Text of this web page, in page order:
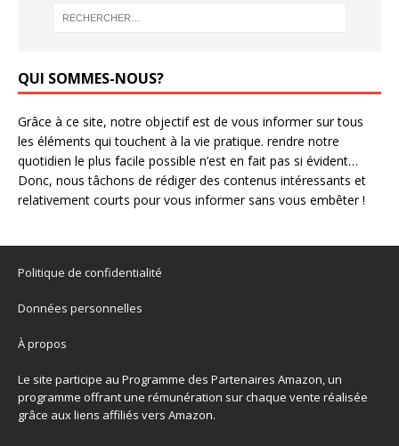
QUI SOMMES-NOUS?
Grâce à ce site, notre objectif est de vous informer sur tous
les éléments qui touchent à la vie pratique. rendre notre
quotidien le plus facile possible n’est en fait pas si évident…
Donc, nous tâchons de rédiger des contenus intéressants et
relativement courts pour vous informer sans vous embêter !
Politique de confidentialité
Données personnelles
À propos
Le site participe au Programme des Partenaires Amazon, un
programme offrant une rémunération sur chaque vente réalisée
grâce aux liens affiliés vers Amazon.